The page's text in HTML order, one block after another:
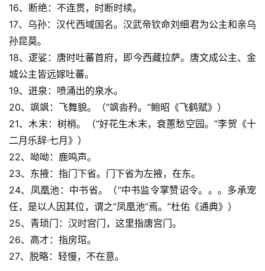
16、断绝：不连贯，时断时续。
17、乌孙：汉代西域国名。汉武帝钦命刘细君为公主和亲乌
孙昆莫。
18、逻娑：唐时吐蕃首府，即今西藏拉萨。唐文成公主、金
城公主皆远嫁吐蕃。
19、迸泉：喷涌出的泉水。
20、飒飒：飞舞貌。（“飒沓矜。”鲍昭《飞鹤赋》）
21、木末：树梢。（“好花生木末，衰蕙愁空园。”李贺《十
二月乐辞·七月》）
22、呦呦：鹿鸣声。
23、东掖：指门下省。门下省为左掖，在东。
24、凤凰池：中书省。（“中书监令掌赞诏令。。。多承宠
任，是以人因其位，谓之“凤凰池”焉。”杜佑《通典》）
25、青琐门：汉时宫门，这里指唐宫门。
26、高才：指房琯。
27、脱略：轻慢，不在意。